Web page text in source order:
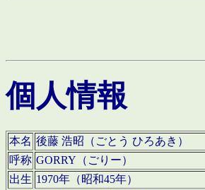
個人情報
本名 後藤 浩昭（ごとう ひろあき）
呼称 GORRY（ごりー）
出生 1970年（昭和45年）